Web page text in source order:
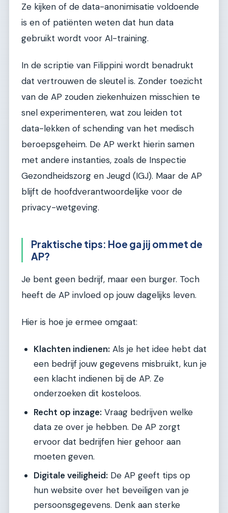
Ze kijken of de data-anonimisatie voldoende
is en of patiënten weten dat hun data
gebruikt wordt voor AI-training.
In de scriptie van Filippini wordt benadrukt
dat vertrouwen de sleutel is. Zonder toezicht
van de AP zouden ziekenhuizen misschien te
snel experimenteren, wat zou leiden tot
data-lekken of schending van het medisch
beroepsgeheim. De AP werkt hierin samen
met andere instanties, zoals de Inspectie
Gezondheidszorg en Jeugd (IGJ). Maar de AP
blijft de hoofdverantwoordelijke voor de
privacy-wetgeving.
Praktische tips: Hoe ga jij om met de
AP?
Je bent geen bedrijf, maar een burger. Toch
heeft de AP invloed op jouw dagelijks leven.
Hier is hoe je ermee omgaat:
Klachten indienen: Als je het idee hebt dat
een bedrijf jouw gegevens misbruikt, kun je
een klacht indienen bij de AP. Ze
onderzoeken dit kosteloos.
Recht op inzage: Vraag bedrijven welke
data ze over je hebben. De AP zorgt
ervoor dat bedrijfen hier gehoor aan
moeten geven.
Digitale veiligheid: De AP geeft tips op
hun website over het beveiligen van je
persoonsgegevens. Denk aan sterke